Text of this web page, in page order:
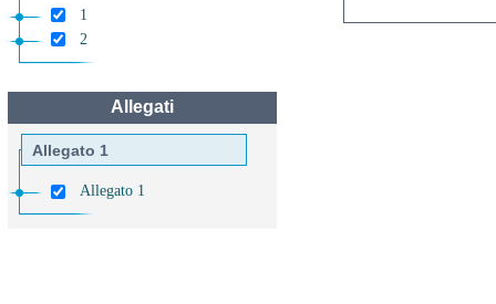
1
2
Allegati
Allegato 1
Allegato 1